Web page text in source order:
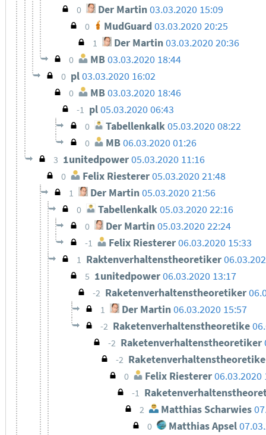
0 Der Martin03.03.2020 15:09
0 MudGuard 03.03.2020 20:25
1 Der Martin 03.03.2020 20:36
0 MB03.03.2020 18:44
0 pl03.03.2020 16:02
0 MB03.03.2020 18:46
-1 pl05.03.2020 06:43
0 Tabellenkalk05.03.2020 08:22
0 MB06.03.2020 01:26
3 1unitedpower05.03.2020 11:16
0 Felix Riesterer05.03.2020 21:48
1 Der Martin05.03.2020 21:56
0 Tabellenkalk05.03.2020 22:16
0 Der Martin05.03.2020 22:24
-1 Felix Riesterer06.03.2020 15:33
1 Raktenverhaltenstheoretiker
5 1unitedpower06.03.2020 13:17
-2 Raketenverhaltenstheoretiker
1 Der Martin06.03.2020 15:57
-2 Raketenverhaltenstheoretike
-2 Raketenverhaltenstheoretiker
-2
0 Felix Riesterer06.03.2020
-1
2 Matthias Scharwies
0 Matthias Apsel